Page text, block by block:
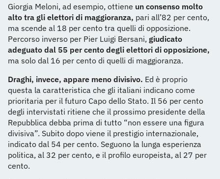
Giorgia Meloni, ad esempio, ottiene un consenso molto
alto tra gli elettori di maggioranza, pari all’82 per cento,
ma scende al 18 per cento tra quelli di opposizione.
Percorso inverso per Pier Luigi Bersani, giudicato
adeguato dal 55 per cento degli elettori di opposizione,
ma solo dal 16 per cento di quelli di maggioranza.
Draghi, invece, appare meno divisivo. Ed è proprio
questa la caratteristica che gli italiani indicano come
prioritaria per il futuro Capo dello Stato. Il 56 per cento
degli intervistati ritiene che il prossimo presidente della
Repubblica debba prima di tutto “non essere una figura
divisiva”. Subito dopo viene il prestigio internazionale,
indicato dal 54 per cento. Seguono la lunga esperienza
politica, al 32 per cento, e il profilo europeista, al 27 per
cento.